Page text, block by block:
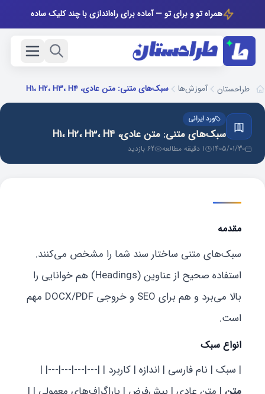
همراه تو و برای تو — آماده برای راه‌اندازی با چند کلیک ساده
طراحستان آموزش‌ها سبک‌های متنی: متن عادی، H1، H2، H3، H4
ورد ایرانی
سبک‌های متنی: متن عادی، H1، H2، H3، H4
1405/01/30 1 دقیقه مطالعه 62 بازدید
مقدمه
سبک‌های متنی ساختار سند شما را مشخص می‌کنند.
استفاده صحیح از عناوین (Headings) هم خوانایی را
بالا می‌برد و هم برای SEO و خروجی DOCX/PDF مهم
است.
انواع سبک
| سبک | نام فارسی | اندازه | کاربرد | |---|---|---|---| |